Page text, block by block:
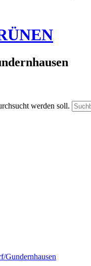
werden soll.
Gundernhausen